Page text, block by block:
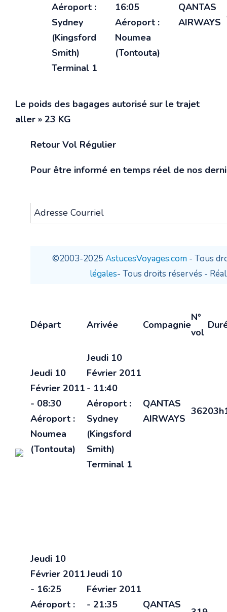
Aéroport :
Sydney
(Kingsford
Smith)
Terminal 1
16:05
Aéroport :
Noumea
(Tontouta)
QANTAS
AIRWAYS
Le poids des bagages autorisé sur le trajet
aller » 23 KG
Retour Vol Régulier
Pour être informé en temps réel de nos
©2003-2025 AstucesVoyages.com - Tous
légales- Tous droits réservés -
Départ Arrivée Compagnie
N°
vol
Jeudi 10
Février 2011
- 08:30
Aéroport :
Noumea
(Tontouta)
Jeudi 10
Février 2011
- 11:40
Aéroport :
Sydney
(Kingsford
Smith)
Terminal 1
QANTAS
AIRWAYS
362
Jeudi 10
Février 2011
- 16:25
Aéroport :
Jeudi 10
Février 2011
- 21:35 QANTAS